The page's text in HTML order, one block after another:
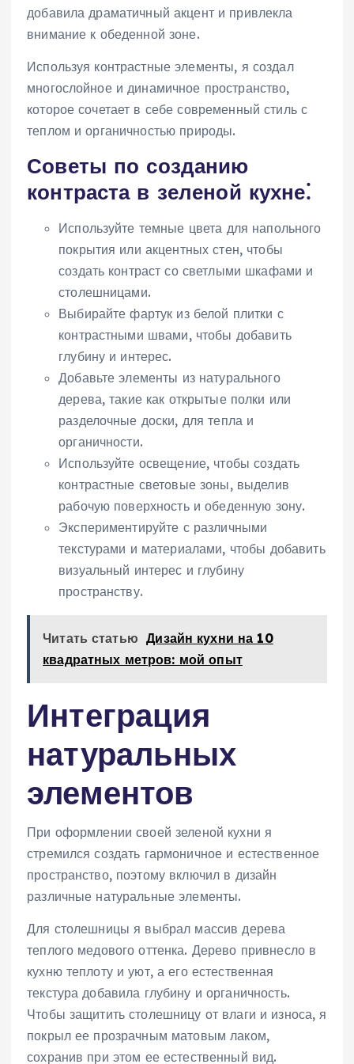
добавила драматичный акцент и привлекла
внимание к обеденной зоне.
Используя контрастные элементы, я создал
многослойное и динамичное пространство,
которое сочетает в себе современный стиль с
теплом и органичностью природы.
Советы по созданию
контраста в зеленой кухне⁚
Используйте темные цвета для напольного
покрытия или акцентных стен, чтобы
создать контраст со светлыми шкафами и
столешницами.
Выбирайте фартук из белой плитки с
контрастными швами, чтобы добавить
глубину и интерес.
Добавьте элементы из натурального
дерева, такие как открытые полки или
разделочные доски, для тепла и
органичности.
Используйте освещение, чтобы создать
контрастные световые зоны, выделив
рабочую поверхность и обеденную зону.
Экспериментируйте с различными
текстурами и материалами, чтобы добавить
визуальный интерес и глубину
пространству.
Читать статью Дизайн кухни на 10
квадратных метров: мой опыт
Интеграция
натуральных
элементов
При оформлении своей зеленой кухни я
стремился создать гармоничное и естественное
пространство, поэтому включил в дизайн
различные натуральные элементы.
Для столешницы я выбрал массив дерева
теплого медового оттенка. Дерево привнесло в
кухню теплоту и уют, а его естественная
текстура добавила глубину и органичность.
Чтобы защитить столешницу от влаги и износа, я
покрыл ее прозрачным матовым лаком,
сохранив при этом ее естественный вид.